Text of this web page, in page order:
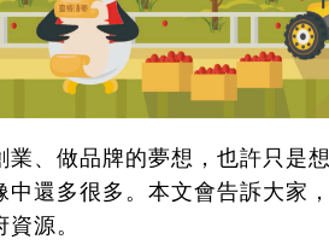
、做品牌的夢想，也許只是
還多很多。本文會告訴大家
源。